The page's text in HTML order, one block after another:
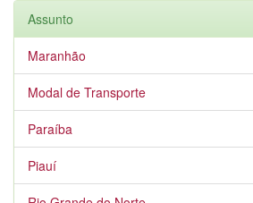
Assunto
Maranhão
Modal de Transporte
Paraíba
Piauí